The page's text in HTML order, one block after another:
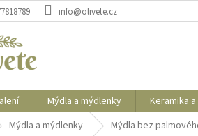
info@olivete.cz
Mýdla a mýdlenky Keramika
Mýdla a mýdlenky Mýdla bez